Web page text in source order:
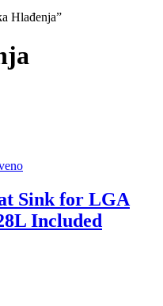
Hlađenja”
Sink for LGA
Included